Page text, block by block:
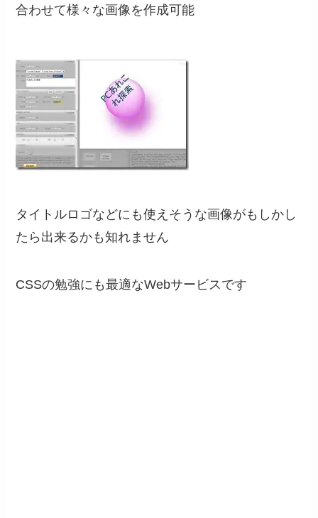
合わせて様々な画像を作成可能
タイトルロゴなどにも使えそうな画像がもしかし
たら出来るかも知れません
CSSの勉強にも最適なWebサービスです